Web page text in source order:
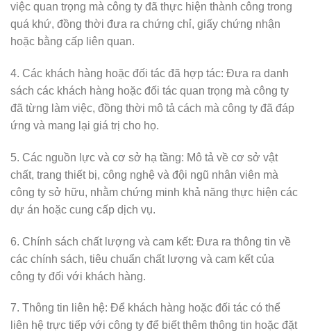
việc quan trọng mà công ty đã thực hiện thành công trong
quá khứ, đồng thời đưa ra chứng chỉ, giấy chứng nhận
hoặc bằng cấp liên quan.
4. Các khách hàng hoặc đối tác đã hợp tác: Đưa ra danh
sách các khách hàng hoặc đối tác quan trọng mà công ty
đã từng làm việc, đồng thời mô tả cách mà công ty đã đáp
ứng và mang lại giá trị cho họ.
5. Các nguồn lực và cơ sở hạ tầng: Mô tả về cơ sở vật
chất, trang thiết bị, công nghệ và đội ngũ nhân viên mà
công ty sở hữu, nhằm chứng minh khả năng thực hiện các
dự án hoặc cung cấp dịch vụ.
6. Chính sách chất lượng và cam kết: Đưa ra thông tin về
các chính sách, tiêu chuẩn chất lượng và cam kết của
công ty đối với khách hàng.
7. Thông tin liên hệ: Để khách hàng hoặc đối tác có thể
liên hệ trực tiếp với công ty để biết thêm thông tin hoặc đặt